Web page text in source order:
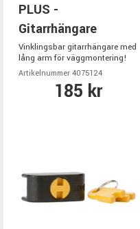
PLUS -
Gitarrhängare
Vinklingsbar gitarrhängare med
lång arm för väggmontering!
Artikelnummer 4075124
185 kr